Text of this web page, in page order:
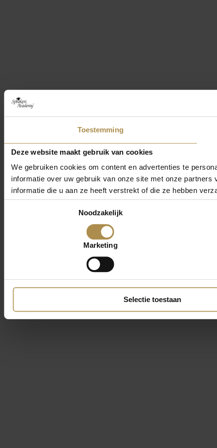
Toestemming
Deze website maakt gebruik van cookies
We gebruiken cookies om content en advertenties te
informatie over uw gebruik van onze site met onze
informatie die u aan ze heeft verstrekt of die ze hebben
Noodzakelijk
Marketing
Selectie toestaan